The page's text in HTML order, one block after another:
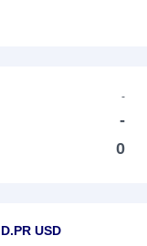
-
-
0
USD